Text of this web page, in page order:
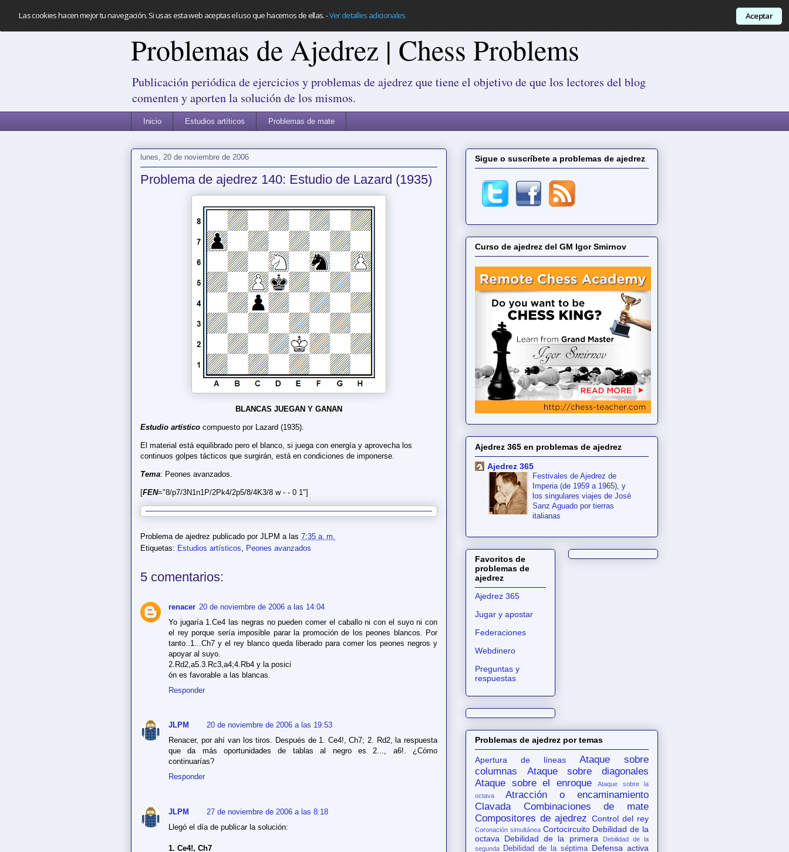
Las cookies hacen mejor tu navegación. Si usas esta web aceptas el uso que hacemos de ellas.-Ver detalles adicionales Aceptar
Problemas de Ajedrez | Chess Problems
Publicación periódica de ejercicios y problemas de ajedrez que tiene el objetivo de que los lectores del blog
comenten y aporten la solución de los mismos.
Inicio Estudios artíticos Problemas de mate
lunes, 20 de noviembre de 2006
Problema de ajedrez 140: Estudio de Lazard (1935)
BLANCAS JUEGAN Y GANAN
Estudio artístico compuesto por Lazard (1935).
El material está equilibrado pero el blanco, si juega con energía y aprovecha los
continuos golpes tácticos que surgirán, está en condiciones de imponerse.
Tema: Peones avanzados.
[FEN="8/p7/3N1n1P/2Pk4/2p5/8/4K3/8 w - - 0 1"]
Problema de ajedrez publicado por JLPM a las 7:35 a. m.
Etiquetas: Estudios artísticos, Peones avanzados
5 comentarios:
renacer 20 de noviembre de 2006 a las 14:04
Yo jugaría 1.Ce4 las negras no pueden comer el caballo ni con el suyo ni con
el rey porque sería imposible parar la promoción de los peones blancos. Por
tanto..1...Ch7 y el rey blanco queda liberado para comer los peones negros y
apoyar al suyo.
2.Rd2,a5.3.Rc3,a4;4.Rb4 y la posici
ón es favorable a las blancas.
Responder
JLPM
20 de noviembre de 2006 a las 19:53
Renacer, por ahí van los tiros. Después de 1. Ce4!, Ch7; 2. Rd2, la respuesta
que da más oportunidades de tablas al negro es 2..., a6!. ¿Cómo
continuarías?
Responder
JLPM
27 de noviembre de 2006 a las 8:18
Llegó el día de publicar la solución:
1. Ce4!, Ch7
Sigue o suscríbete a problemas de ajedrez
Curso de ajedrez del GM Igor Smirnov
Ajedrez 365 en problemas de ajedrez
Ajedrez 365
Festivales de Ajedrez de
Imperia (de 1959 a 1965), y
los singulares viajes de José
Sanz Aguado por tierras
italianas
Favoritos de
problemas de
ajedrez
Ajedrez 365
Jugar y apostar
Federaciones
Webdinero
Preguntas y
respuestas
Problemas de ajedrez por temas
Apertura de líneas
Ataque sobre
columnas
Ataque sobre diagonales
Ataque sobre el enroque
Ataque sobre la
octava
Atracción o encaminamiento
Clavada
Combinaciones de mate
Compositores de ajedrez Control del rey
Coronación simultánea Cortocircuito Debilidad de la
octava
Debilidad de la primera
Debilidad de la
segunda
Debilidad de la séptima Defensa activa